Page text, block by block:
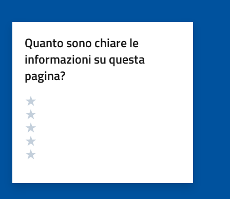
Quanto sono chiare le
informazioni su questa
pagina?
Valutazione